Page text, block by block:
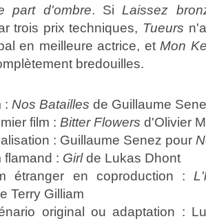
part d'ombre. SiLaissez
trois prix techniques, Tueurs
en meilleure actrice, etMon
bredouilles.
: Nos Batailles de Guillaume
film : Bitter Flowers d'Olivier
: Guillaume Senez pour
flamand : Girlde Lukas Dhont
étranger en coproduction :
Terry Gilliam
original ou adaptation :